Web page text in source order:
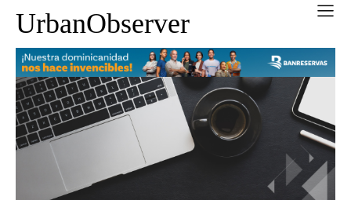
UrbanObserver